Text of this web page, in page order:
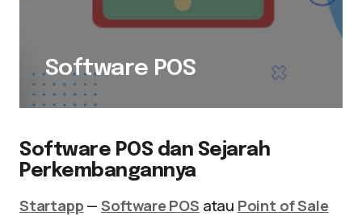
Software POS
Software POS dan Sejarah
Perkembangannya
Startapp —Software POS atau Point of Sale